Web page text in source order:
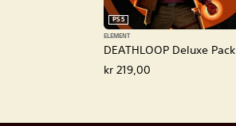
DEATHLOOP Deluxe Pack
PS5
ELEMENT
kr 219,00